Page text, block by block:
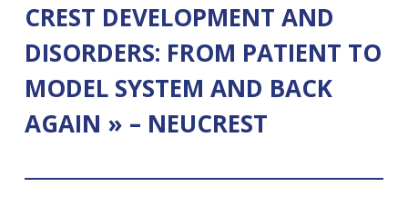
CREST DEVELOPMENT AND
DISORDERS: FROM PATIENT TO
MODEL SYSTEM AND BACK
AGAIN » – NEUCREST